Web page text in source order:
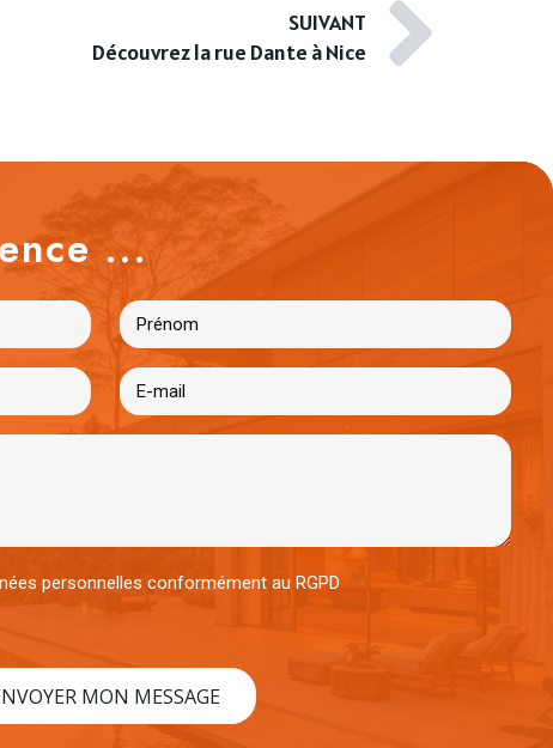
SUIVANT
Découvrez la rue Dante à Nice
...
personnelles conformément au RGPD
MON MESSAGE